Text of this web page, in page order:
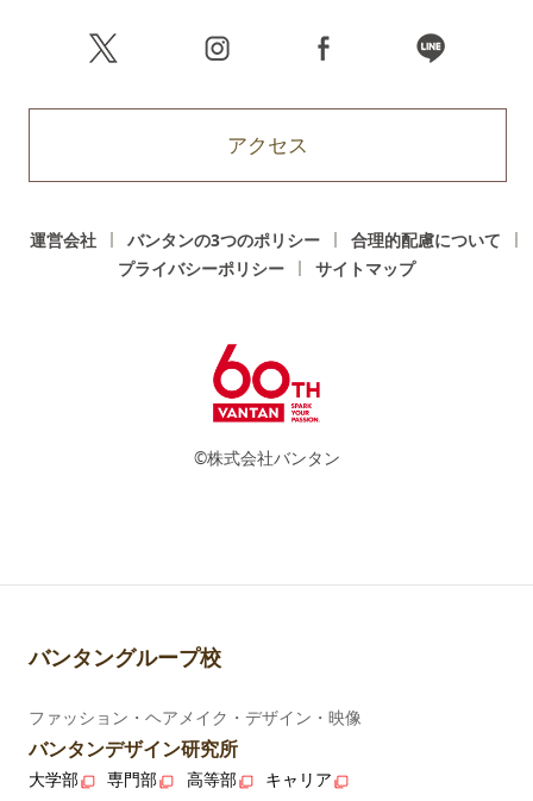
アクセス
運営会社 バンタンの3つのポリシー
合理的配慮について
プライバシーポリシー
サイトマップ
©株式会社バンタン
バンタングループ校
ファッション・ヘアメイク・デザイン・映像
バンタンデザイン研究所
大学部 専門部 高等部 キャリア